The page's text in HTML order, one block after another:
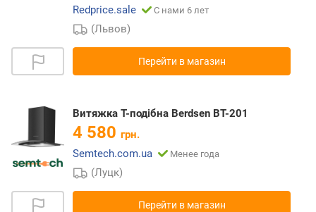
Redprice.sale
С нами 6 лет
(Львов)
Перейти в магазин
Витяжка Т-подібна Berdsen BT-201
4 580 грн.
Semtech.com.ua
Менее года
(Луцк)
Перейти в магазин